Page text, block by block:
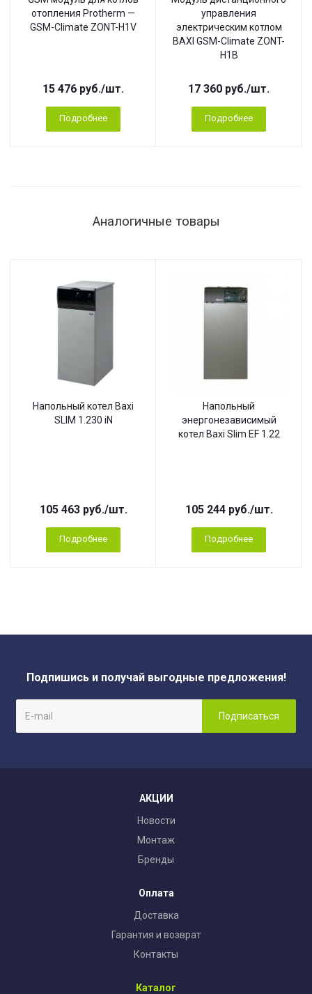
отопления Protherm —
GSM-Climate ZONT-H1V
15 476 руб./шт.
Подробнее
управления
электрическим котлом
BAXI GSM-Climate ZONT-
H1B
17 360 руб./шт.
Подробнее
Аналогичные товары
Напольный котел Baxi
SLIM 1.230 iN
105 463руб./шт.
Подробнее
Напольный
энергонезависимый
котел Baxi Slim EF 1.22
105 244руб./шт.
Подробнее
Подпишись и получай выгодные предложения!
АКЦИИ
Новости
Монтаж
Бренды
Оплата
Доставка
Гарантия и возврат
Контакты
Каталог